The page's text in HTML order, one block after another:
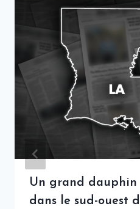
Un grand
dans le sud-ouest